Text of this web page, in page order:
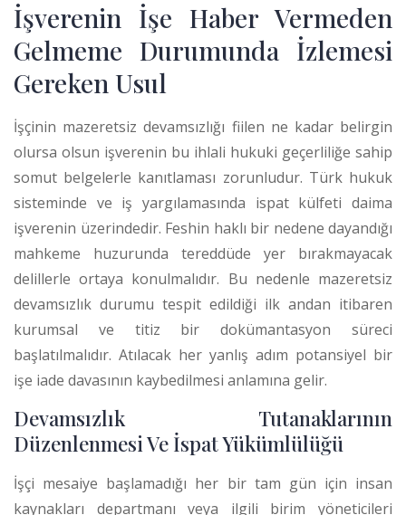
İşverenin İşe Haber Vermeden
Gelmeme Durumunda İzlemesi
Gereken Usul
İşçinin mazeretsiz devamsızlığı fiilen ne kadar belirgin
olursa olsun işverenin bu ihlali hukuki geçerliliğe sahip
somut belgelerle kanıtlaması zorunludur. Türk hukuk
sisteminde ve iş yargılamasında ispat külfeti daima
işverenin üzerindedir. Feshin haklı bir nedene dayandığı
mahkeme huzurunda tereddüde yer bırakmayacak
delillerle ortaya konulmalıdır. Bu nedenle mazeretsiz
devamsızlık durumu tespit edildiği ilk andan itibaren
kurumsal ve titiz bir dokümantasyon süreci
başlatılmalıdır. Atılacak her yanlış adım potansiyel bir
işe iade davasının kaybedilmesi anlamına gelir.
Devamsızlık Tutanaklarının
Düzenlenmesi Ve İspat Yükümlülüğü
İşçi mesaiye başlamadığı her bir tam gün için insan
kaynakları departmanı veya ilgili birim yöneticileri